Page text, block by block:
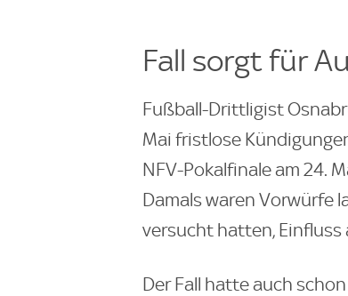
Fall sorgt für
Fußball-Drittligist
Mai fristlose
NFV-Pokalfinale am 24.
Damals waren Vorwürfe
versucht hatten, Einfluss
Der Fall hatte auch